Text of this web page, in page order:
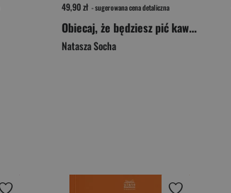
49,90 zł - sugerowana cena detaliczna
Obiecaj, że będziesz pić kawę o poranku
Natasza Socha